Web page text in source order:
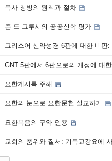
목사 청빙의 원칙과 절차
존 드 그루시의 공공신학 평가
그리스어 신약성경 6판에 대한 비판
GNT 5판에서 6판으로의 개정에 대
요한계시록 주해
요한의 눈으로 요한문헌 설교하기
요한복음의 구약 인용
교회의 품위와 질서: 기독교강요에